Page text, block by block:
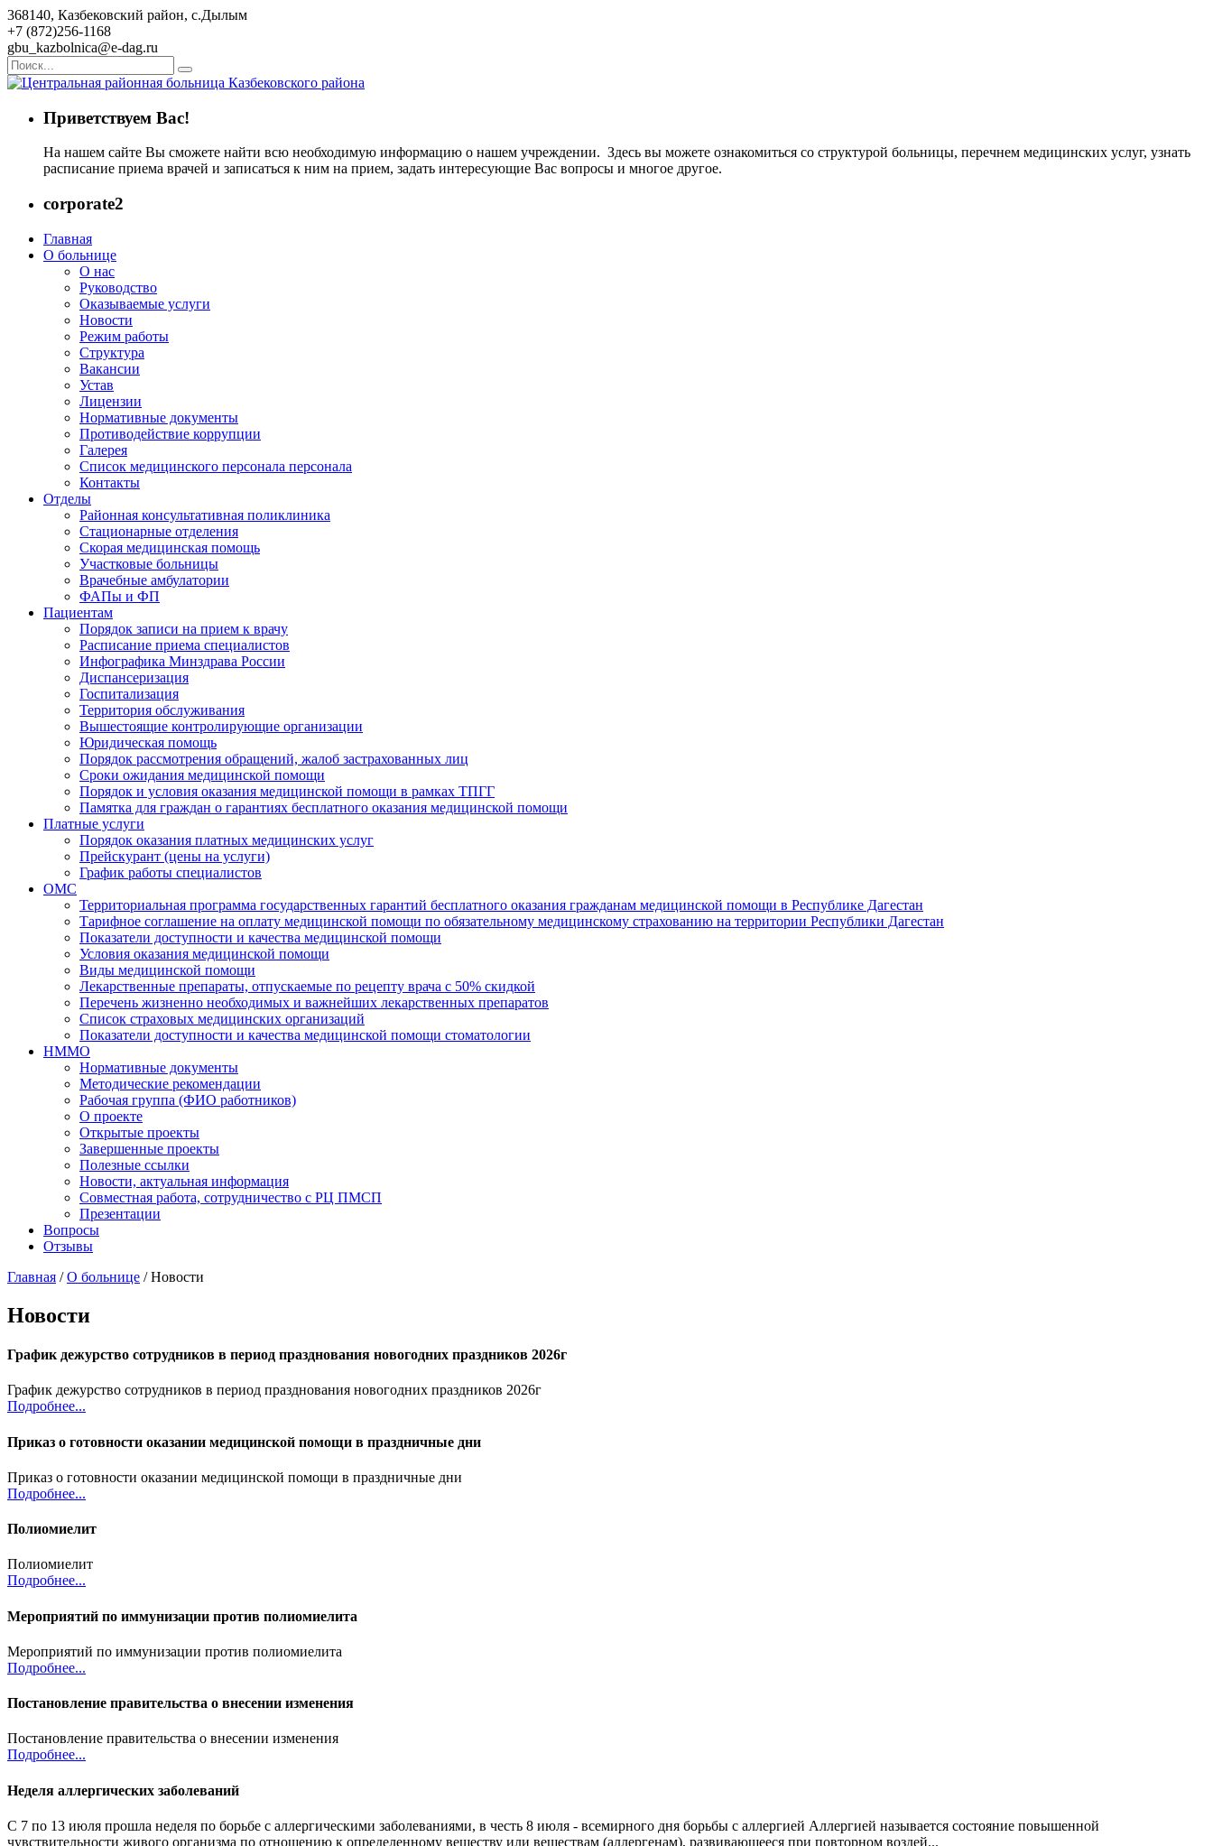
368140, Казбековский район, с.Дылым
+7 (872)256-1168
gbu_kazbolnica@e-dag.ru
Приветствуем Вас!
На нашем сайте Вы сможете найти всю необходимую информацию о нашем учреждении. Здесь вы можете ознакомиться со структурой больницы, перечнем медицинских услуг, узнать
расписание приема врачей и записаться к ним на прием, задать интересующие Вас вопросы и многое другое.
corporate2
Главная
О больнице
О нас
Руководство
Оказываемые услуги
Новости
Режим работы
Структура
Вакансии
Устав
Лицензии
Нормативные документы
Противодействие коррупции
Галерея
Список медицинского персонала персонала
Контакты
Отделы
Районная консультативная поликлиника
Стационарные отделения
Скорая медицинская помощь
Участковые больницы
Врачебные амбулатории
ФАПы и ФП
Пациентам
Порядок записи на прием к врачу
Расписание приема специалистов
Инфографика Минздрава России
Диспансеризация
Госпитализация
Территория обслуживания
Вышестоящие контролирующие организации
Юридическая помощь
Порядок рассмотрения обращений, жалоб застрахованных лиц
Сроки ожидания медицинской помощи
Порядок и условия оказания медицинской помощи в рамках ТПГГ
Памятка для граждан о гарантиях бесплатного оказания медицинской помощи
Платные услуги
Порядок оказания платных медицинских услуг
Прейскурант (цены на услуги)
График работы специалистов
ОМС
Территориальная программа государственных гарантий бесплатного оказания гражданам медицинской помощи в Республике Дагестан
Тарифное соглашение на оплату медицинской помощи по обязательному медицинскому страхованию на территории Республики Дагестан
Показатели доступности и качества медицинской помощи
Условия оказания медицинской помощи
Виды медицинской помощи
Лекарственные препараты, отпускаемые по рецепту врача с 50% скидкой
Перечень жизненно необходимых и важнейших лекарственных препаратов
Список страховых медицинских организаций
Показатели доступности и качества медицинской помощи стоматологии
НММО
Нормативные документы
Методические рекомендации
Рабочая группа (ФИО работников)
О проекте
Открытые проекты
Завершенные проекты
Полезные ссылки
Новости, актуальная информация
Совместная работа, сотрудничество с РЦ ПМСП
Презентации
Вопросы
Отзывы
Главная /О больнице /Новости
Новости
График дежурство сотрудников в период празднования новогодних праздников 2026г
График дежурство сотрудников в период празднования новогодних праздников 2026г
Подробнее...
Приказ о готовности оказании медицинской помощи в праздничные дни
Приказ о готовности оказании медицинской помощи в праздничные дни
Подробнее...
Полиомиелит
Полиомиелит
Подробнее...
Мероприятий по иммунизации против полиомиелита
Мероприятий по иммунизации против полиомиелита
Подробнее...
Постановление правительства о внесении изменения
Постановление правительства о внесении изменения
Подробнее...
Неделя аллергических заболеваний
С 7 по 13 июля прошла неделя по борьбе с аллергическими заболеваниями, в честь 8 июля - всемирного дня борьбы с аллергией Аллергией называется состояние повышенной
чувствительности живого организма по отношению к определенному веществу или веществам (аллергенам), развивающееся при повторном воздей...